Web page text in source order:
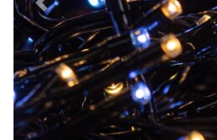
Vorige